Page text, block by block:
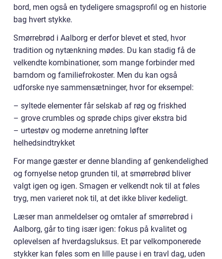
bord, men også en tydeligere smagsprofil og en historie
bag hvert stykke.
Smørrebrød i Aalborg er derfor blevet et sted, hvor
tradition og nytænkning mødes. Du kan stadig få de
velkendte kombinationer, som mange forbinder med
barndom og familiefrokoster. Men du kan også
udforske nye sammensætninger, hvor for eksempel:
– syltede elementer får selskab af røg og friskhed
– grove crumbles og sprøde chips giver ekstra bid
– urtestøv og moderne anretning løfter
helhedsindtrykket
For mange gæster er denne blanding af genkendelighed
og fornyelse netop grunden til, at smørrebrød bliver
valgt igen og igen. Smagen er velkendt nok til at føles
tryg, men varieret nok til, at det ikke bliver kedeligt.
Læser man anmeldelser og omtaler af smørrebrød i
Aalborg, går to ting især igen: fokus på kvalitet og
oplevelsen af hverdagsluksus. Et par velkomponerede
stykker kan føles som en lille pause i en travl dag, uden